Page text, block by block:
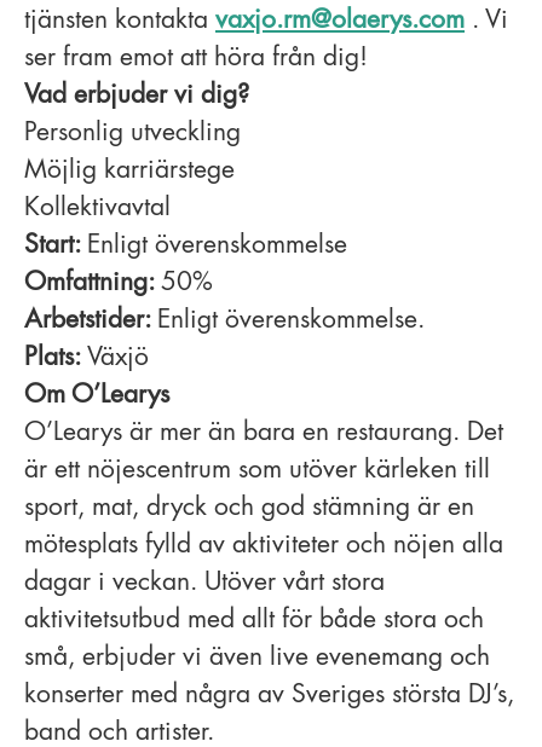
tjänsten kontakta vaxjo.rm@olaerys.com . Vi
ser fram emot att höra från dig!
Vad erbjuder vi dig?
Personlig utveckling
Möjlig karriärstege
Kollektivavtal
Start: Enligt överenskommelse
Omfattning: 50%
Arbetstider: Enligt överenskommelse.
Plats: Växjö
Om O’Learys
O’Learys är mer än bara en restaurang. Det
är ett nöjescentrum som utöver kärleken till
sport, mat, dryck och god stämning är en
mötesplats fylld av aktiviteter och nöjen alla
dagar i veckan. Utöver vårt stora
aktivitetsutbud med allt för både stora och
små, erbjuder vi även live evenemang och
konserter med några av Sveriges största DJ’s,
band och artister.